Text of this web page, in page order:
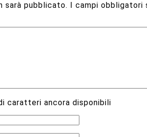
sarà pubblicato. I campi
caratteri ancora disponibili